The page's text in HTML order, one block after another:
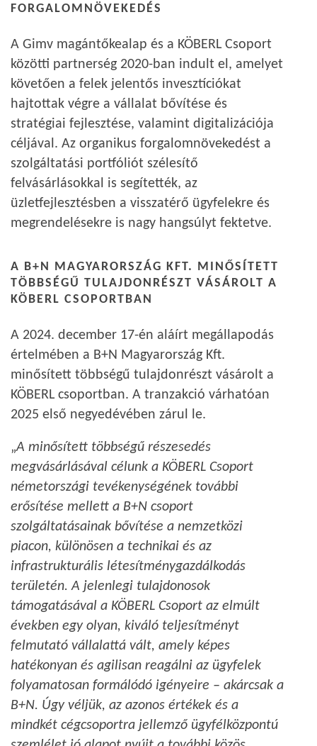
FORGALOMNÖVEKEDÉS
A Gimv magántőkealap és a KÖBERL Csoport
közötti partnerség 2020-ban indult el, amelyet
követően a felek jelentős invesztíciókat
hajtottak végre a vállalat bővítése és
stratégiai fejlesztése, valamint digitalizációja
céljával. Az organikus forgalomnövekedést a
szolgáltatási portfóliót szélesítő
felvásárlásokkal is segítették, az
üzletfejlesztésben a visszatérő ügyfelekre és
megrendelésekre is nagy hangsúlyt fektetve.
A B+N MAGYARORSZÁG KFT. MINŐSÍTETT
TÖBBSÉGŰ TULAJDONRÉSZT VÁSÁROLT A
KÖBERL CSOPORTBAN
A 2024. december 17-én aláírt megállapodás
értelmében a B+N Magyarország Kft.
minősített többségű tulajdonrészt vásárolt a
KÖBERL csoportban. A tranzakció várhatóan
2025 első negyedévében zárul le.
„A minősített többségű részesedés
megvásárlásával célunk a KÖBERL Csoport
németországi tevékenységének további
erősítése mellett a B+N csoport
szolgáltatásainak bővítése a nemzetközi
piacon, különösen a technikai és az
infrastrukturális létesítménygazdálkodás
területén. A jelenlegi tulajdonosok
támogatásával a KÖBERL Csoport az elmúlt
években egy olyan, kiváló teljesítményt
felmutató vállalattá vált, amely képes
hatékonyan és agilisan reagálni az ügyfelek
folyamatosan formálódó igényeire – akárcsak a
B+N. Úgy véljük, az azonos értékek és a
mindkét cégcsoportra jellemző ügyfélközpontú